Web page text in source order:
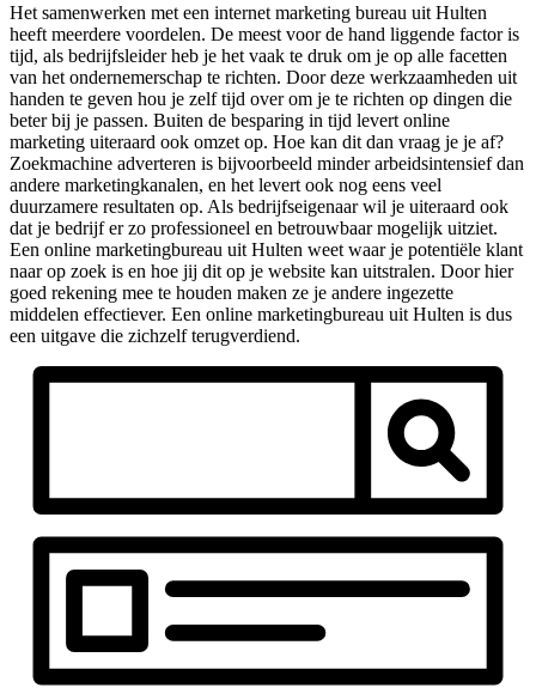
Het samenwerken met een internet marketing bureau uit Hulten
heeft meerdere voordelen. De meest voor de hand liggende factor is
tijd, als bedrijfsleider heb je het vaak te druk om je op alle facetten
van het ondernemerschap te richten. Door deze werkzaamheden uit
handen te geven hou je zelf tijd over om je te richten op dingen die
beter bij je passen. Buiten de besparing in tijd levert online
marketing uiteraard ook omzet op. Hoe kan dit dan vraag je je af?
Zoekmachine adverteren is bijvoorbeeld minder arbeidsintensief dan
andere marketingkanalen, en het levert ook nog eens veel
duurzamere resultaten op. Als bedrijfseigenaar wil je uiteraard ook
dat je bedrijf er zo professioneel en betrouwbaar mogelijk uitziet.
Een online marketingbureau uit Hulten weet waar je potentiële klant
naar op zoek is en hoe jij dit op je website kan uitstralen. Door hier
goed rekening mee te houden maken ze je andere ingezette
middelen effectiever. Een online marketingbureau uit Hulten is dus
een uitgave die zichzelf terugverdiend.